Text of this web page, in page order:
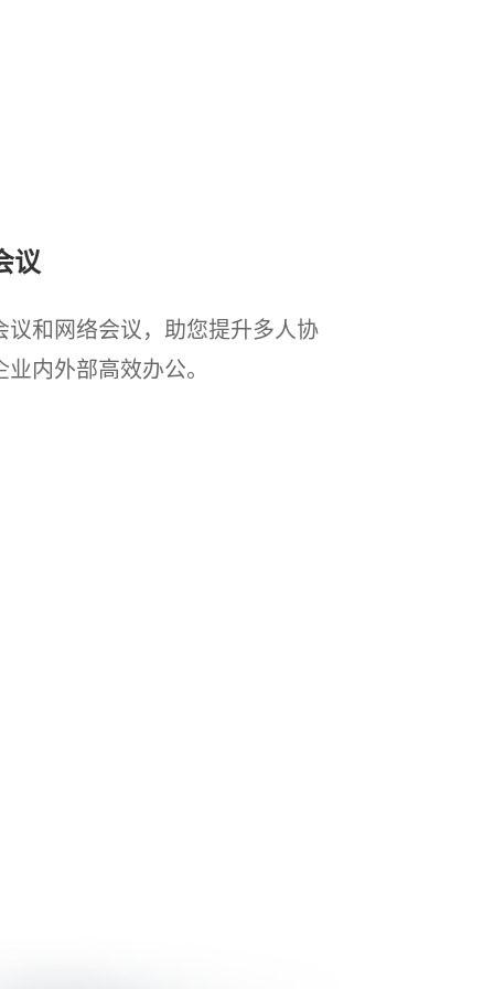
议
议和网络会议，助您提升多人协
内外部高效办公。